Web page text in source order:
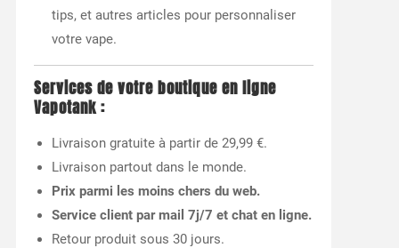
tips, et autres articles pour personnaliser
votre vape.
Services de votre boutique en ligne
Vapotank :
Livraison gratuite à partir de 29,99 €.
Livraison partout dans le monde.
Prix parmi les moins chers du web.
Service client par mail 7j/7 et chat en ligne.
Retour produit sous 30 jours.